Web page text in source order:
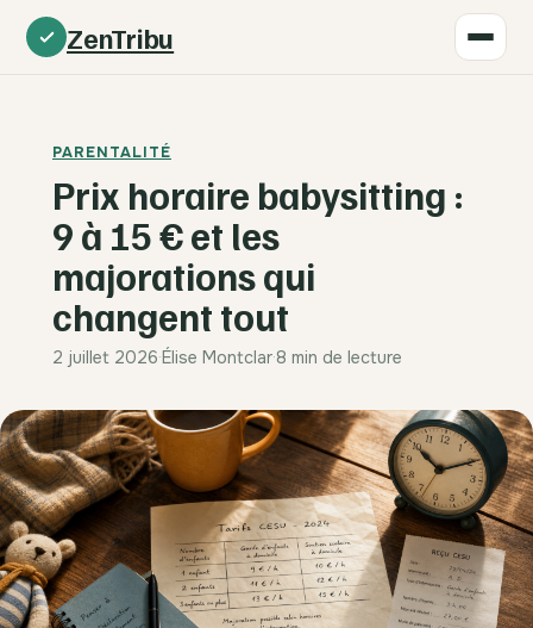
ZenTribu
PARENTALITÉ
Prix horaire babysitting :
9 à 15 € et les
majorations qui
changent tout
2 juillet 2026·Élise Montclar·8 min de lecture